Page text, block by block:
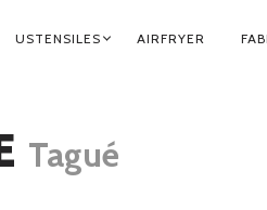
USTENSILES AIRFRYER
Tagué